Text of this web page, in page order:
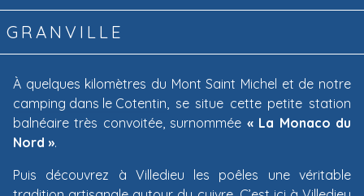
GRANVILLE
À quelques kilomètres du Mont Saint Michel et de notre
camping dans le Cotentin , se situe cette petite station
balnéaire très convoitée, surnommée « La Monaco du
Nord ».
Puis découvrez à Villedieu les poêles une véritable